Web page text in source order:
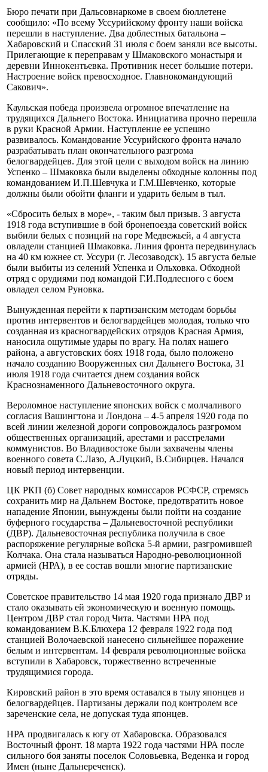
Бюро печати при Дальсовнаркоме в своем бюллетене
сообщило: «По всему Уссурийскому фронту наши войска
перешли в наступление. Два доблестных батальона –
Хабаровский и Спасский 31 июля с боем заняли все высоты.
Прилегающие к переправам у Шмаковского монастыря и
деревни Иннокентьевка. Противник несет большие потери.
Настроение войск превосходное. Главнокомандующий
Сакович».
Каульская победа произвела огромное впечатление на
трудящихся Дальнего Востока. Инициатива прочно перешла
в руки Красной Армии. Наступление ее успешно
развивалось. Командование Уссурийского фронта начало
разрабатывать план окончательного разгрома
белогвардейцев. Для этой цели с выходом войск на линию
Успенко – Шмаковка были выделены обходные колонны под
командованием И.П.Шевчука и Г.М.Шевченко, которые
должны были обойти фланги и ударить белым в тыл.
«Сбросить белых в море», - таким был призыв. 3 августа
1918 года вступившие в бой бронепоезда советский войск
выбили белых с позиций на горе Медвежьей, а 4 августа
овладели станцией Шмаковка. Линия фронта передвинулась
на 40 км южнее ст. Уссури (г. Лесозаводск). 15 августа белые
были выбиты из селений Успенка и Ольховка. Обходной
отряд с орудиями под командой Г.И.Подлесного с боем
овладел селом Руновка.
Вынужденная перейти к партизанским методам борьбы
против интервентов и белогвардейцев молодая, только что
созданная из красногвардейских отрядов Красная Армия,
наносила ощутимые удары по врагу. На полях нашего
района, а августовских боях 1918 года, было положено
начало созданию Вооруженных сил Дальнего Востока, 31
июля 1918 года считается днем создания войск
Краснознаменного Дальневосточного округа.
Вероломное наступление японских войск с молчаливого
согласия Вашингтона и Лондона – 4-5 апреля 1920 года по
всей линии железной дороги сопровождалось разгромом
общественных организаций, арестами и расстрелами
коммунистов. Во Владивостоке были захвачены члены
военного совета С.Лазо, А.Луцкий, В.Сибирцев. Начался
новый период интервенции.
ЦК РКП (б) Совет народных комиссаров РСФСР, стремясь
сохранить мир на Дальнем Востоке, предотвратить новое
нападение Японии, вынуждены были пойти на создание
буферного государства – Дальневосточной республики
(ДВР). Дальневосточная республика получила в свое
распоряжение регулярные войска 5-й армии, разгромившей
Колчака. Она стала называться Народно-революционной
армией (НРА), в ее состав вошли многие партизанские
отряды.
Советское правительство 14 мая 1920 года признало ДВР и
стало оказывать ей экономическую и военную помощь.
Центром ДВР стал город Чита. Частями НРА под
командованием В.К.Блюхера 12 февраля 1922 года под
станцией Волочаевской нанесено сильнейшее поражение
белым и интервентам. 14 февраля революционные войска
вступили в Хабаровск, торжественно встреченные
трудящимися города.
Кировский район в это время оставался в тылу японцев и
белогвардейцев. Партизаны держали под контролем все
зареченские села, не допуская туда японцев.
НРА продвигалась к югу от Хабаровска. Образовался
Восточный фронт. 18 марта 1922 года частями НРА после
сильного боя заняты поселок Соловьевка, Веденка и город
Имен (ныне Дальнереченск).